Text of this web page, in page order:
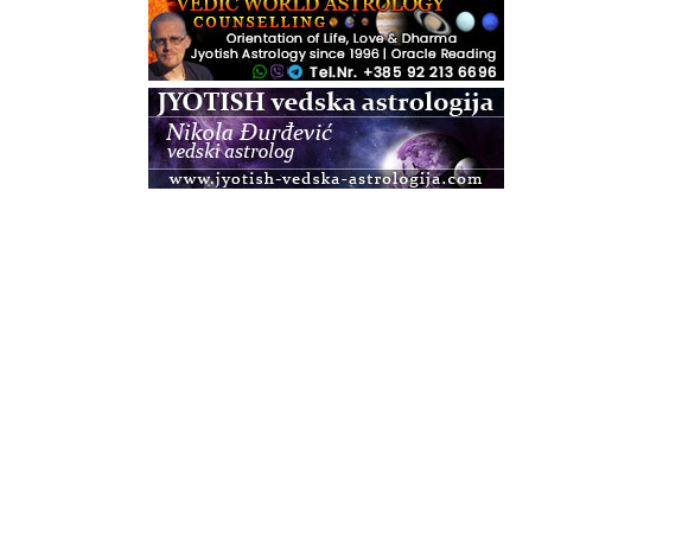
21.08.
Zagreb+Online
Osnovni ThetaHealing® tečaj, Zagreb i Online
22.08.
Zagreb
Osnovna radionica za izscjeljivanje pranom (Basic
Pranic Healing course)
Pula